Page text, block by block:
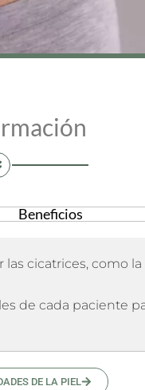
Beneficios
cicatrices, como
de cada paciente
DE LA PIEL